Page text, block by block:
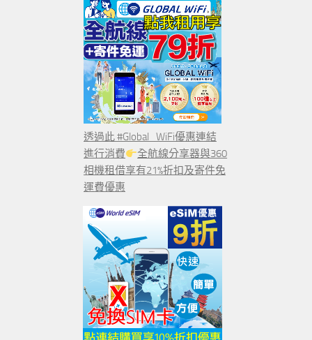
透過此 #Global_WiFi優惠連結
進行消費
全航線分享器與360
相機租借享有21%折扣及寄件免
運費優惠